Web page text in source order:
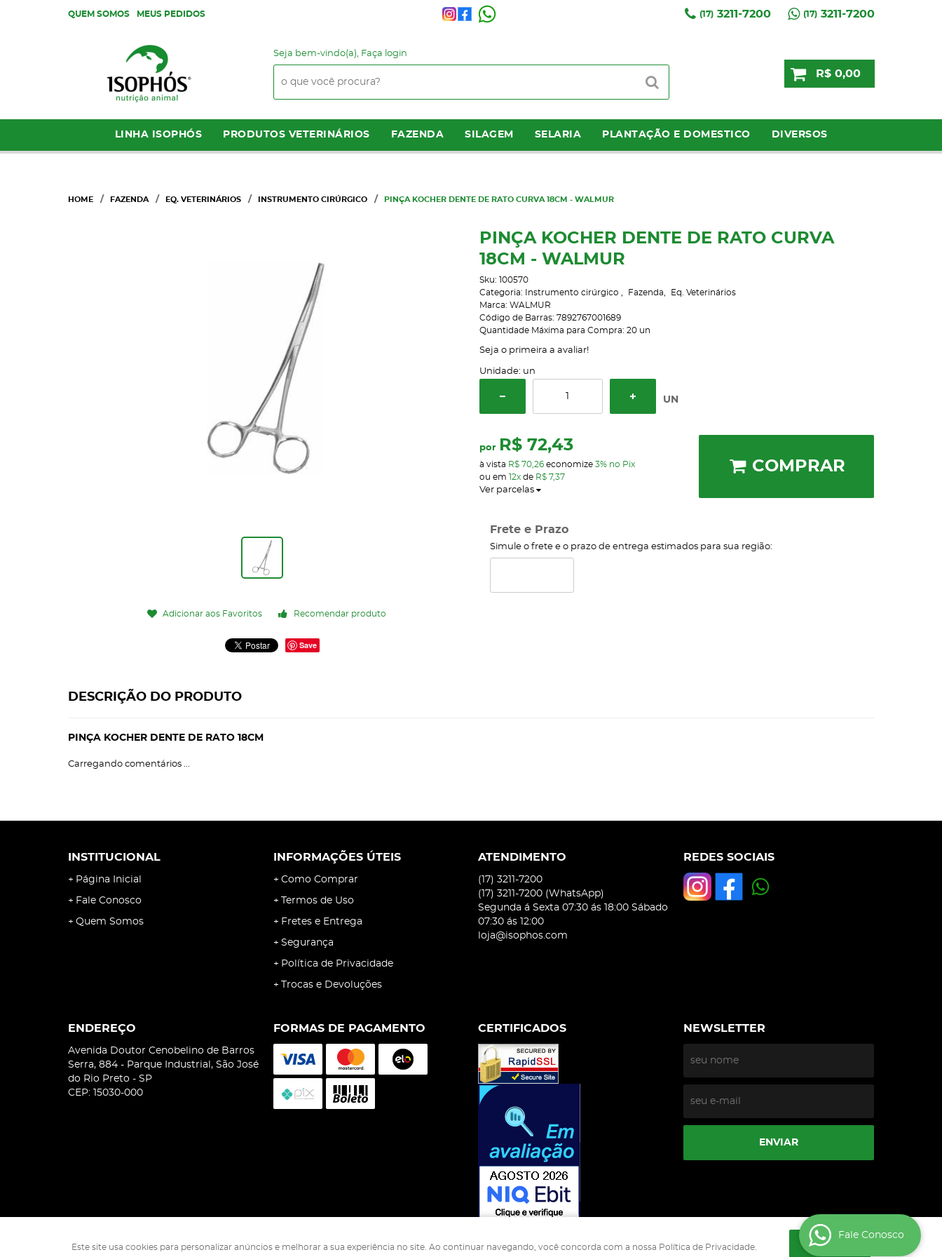
QUEM SOMOS MEUS PEDIDOS (17)3211-7200 (17)3211-7200
Seja bem-vindo(a), Faça login
R$ 0,00
LINHA ISOPHÓS PRODUTOS VETERINÁRIOS FAZENDA SILAGEM SELARIA PLANTAÇÃO E DOMESTICO DIVERSOS
HOME FAZENDA EQ. VETERINÁRIOS INSTRUMENTO CIRÚRGICO PINÇA KOCHER DENTE DE RATO CURVA 18CM - WALMUR
Adicionar aos Favoritos Recomendar produto
Save
PINÇA KOCHER DENTE DE RATO CURVA
18CM - WALMUR
Sku: 100570
Categoria:
Instrumento cirúrgico Fazenda
Eq. Veterinários
Marca: WALMUR
Código de Barras: 7892767001689
Quantidade Máxima para Compra: 20 un
Seja o primeira a avaliar!
Unidade: un
UN
por R$ 72,43
à vista R$ 70,26economize 3% no Pix
ou em 12xde R$ 7,37
Ver parcelas
COMPRAR
Frete e Prazo
Simule o frete e o prazo de entrega estimados para sua região:
DESCRIÇÃO DO PRODUTO
PINÇA KOCHER DENTE DE RATO 18CM
Carregando comentários ...
INSTITUCIONAL
Página Inicial
Fale Conosco
Quem Somos
INFORMAÇÕES ÚTEIS
Como Comprar
Termos de Uso
Fretes e Entrega
Segurança
Política de Privacidade
Trocas e Devoluções
ATENDIMENTO
(17) 3211-7200
(17) 3211-7200 (WhatsApp)
Segunda á Sexta 07:30 ás 18:00 Sábado
07:30 ás 12:00
loja@isophos.com
REDES SOCIAIS
ENDEREÇO
Avenida Doutor Cenobelino de Barros
Serra, 884 - Parque Industrial, São José
do Rio Preto - SP
CEP: 15030-000
FORMAS DE PAGAMENTO CERTIFICADOS NEWSLETTER
ENVIAR
Este site usa cookies para personalizar anúncios e melhorar a sua experiência no site. Ao continuar navegando, você concorda com a nossa Política de Privacidade. ENTENDI
Fale Conosco